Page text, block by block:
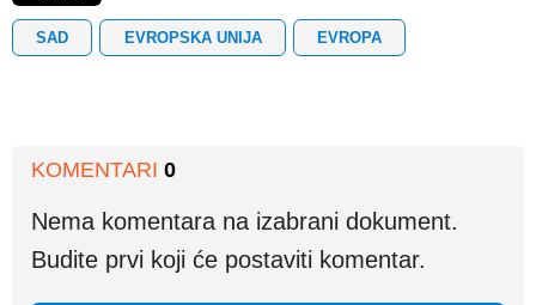
SAD EVROPSKA UNIJA EVROPA
KOMENTARI 0
Nema komentara na izabrani dokument.
Budite prvi koji će postaviti komentar.